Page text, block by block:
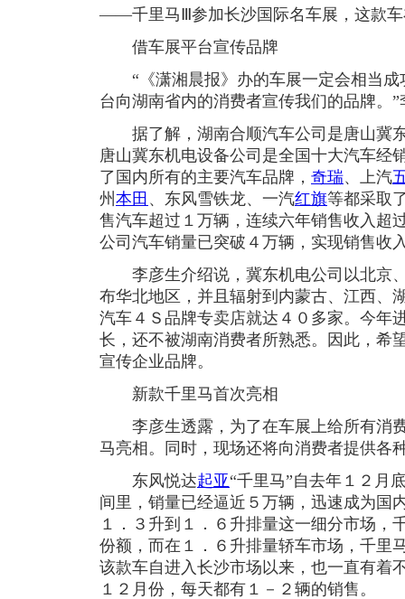
——千里马Ⅲ参加长沙国际名车展，这款车
借车展平台宣传品牌
“《潇湘晨报》办的车展一定会相当成
台向湖南省内的消费者宣传我们的品牌。
据了解，湖南合顺汽车公司是唐山冀
唐山冀东机电设备公司是全国十大汽车经
了国内所有的主要汽车品牌， 奇瑞、上汽
州 本田 、东风雪铁龙、一汽红旗等都采取
售汽车超过１万辆，连续六年销售收入超
公司汽车销量已突破４万辆，实现销售收
李彦生介绍说，冀东机电公司以北京
布华北地区，并且辐射到内蒙古、江西、
汽车４Ｓ品牌专卖店就达４０多家。今年
长，还不被湖南消费者所熟悉。因此，希
宣传企业品牌。
新款千里马首次亮相
李彦生透露，为了在车展上给所有消
马亮相。同时，现场还将向消费者提供各
东风悦达起亚“千里马”自去年１２月
间里，销量已经逼近５万辆，迅速成为国
１．３升到１．６升排量这一细分市场，
份额，而在１．６升排量轿车市场，千里
该款车自进入长沙市场以来，也一直有着
１２月份，每天都有１－２辆的销售。